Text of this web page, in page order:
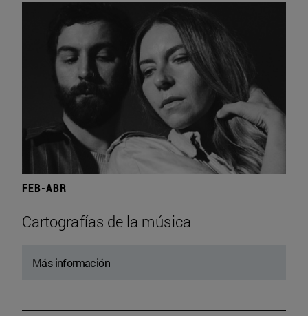
FEB-ABR
Cartografías de la música
Más información